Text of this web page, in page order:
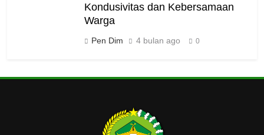
Kondusivitas dan Kebersamaan
Warga
Pen Dim 4 bulan ago 0